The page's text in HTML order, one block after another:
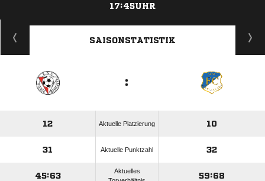
17:45UHR
ANZEIGE
SAISONSTATISTIK
:
12 Aktuelle Platzierung 10
31 Aktuelle Punktzahl 32
45:63
Aktuelles
59:68